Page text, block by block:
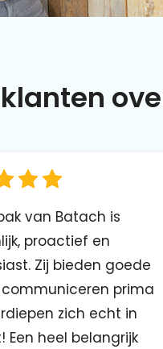
van Batach is
proactief en
Zij bieden goede
communiceren prima
zich echt in
Een heel belangrijk